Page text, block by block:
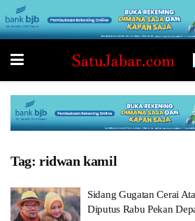
Tag: ridwan kamil
Sidang Gugatan Cerai
Diputus Rabu Pekan